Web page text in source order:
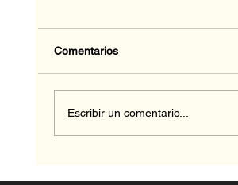
Comentarios
Escribir un comentario...